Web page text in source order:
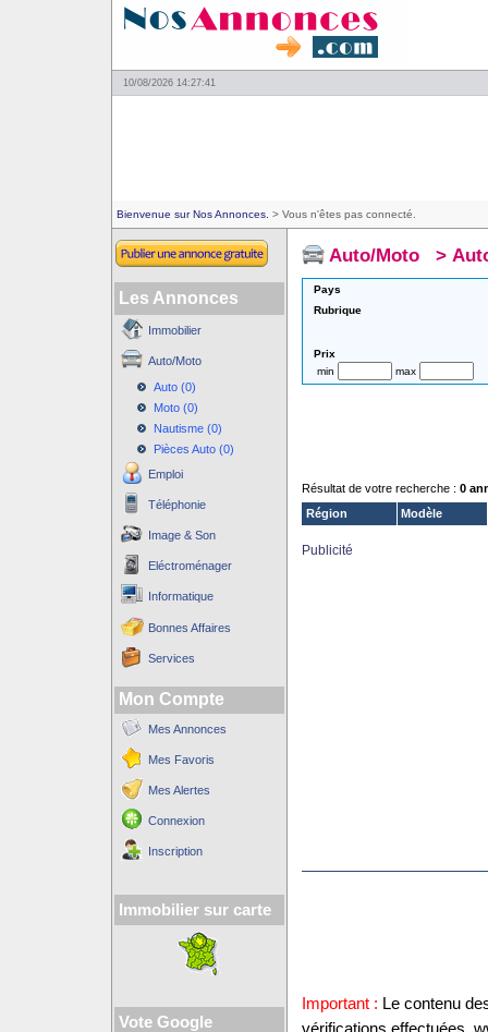
10/08/2026 14:27:41
Bienvenue sur Nos Annonces. > Vous n'êtes pas connecté.
Les Annonces
Immobilier
Auto/Moto
Auto (0)
Moto (0)
Nautisme (0)
Pièces Auto (0)
Emploi
Téléphonie
Image & Son
Eléctroménager
Informatique
Bonnes Affaires
Services
Mon Compte
Mes Annonces
Mes Favoris
Mes Alertes
Connexion
Inscription
Immobilier sur carte
Vote Google
Auto/Moto >
Pays
Rubrique
Prix
min
max
Résultat de votre recherche : 0
Région
Modèle
Publicité
Important : Le contenu